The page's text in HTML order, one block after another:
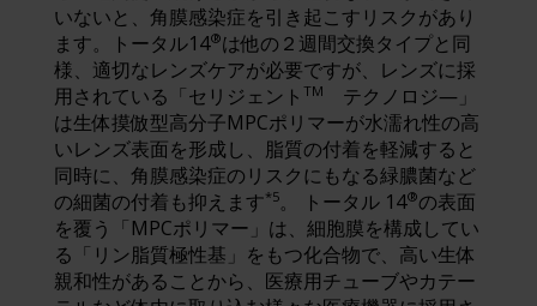
いないと、角膜感染症を引き起こすリスクがあり
ます。トータル14®は他の２週間交換タイプと同
様、適切なレンズケアが必要ですが、レンズに採
用されている「セリジェント TM
テクノロジ―」
は生体摸倣型高分子MPCポリマーが水濡れ性の高
いレンズ表面を形成し、脂質の付着を軽減すると
同時に、角膜感染症のリスクにもなる緑膿菌など
の細菌の付着も抑えます*5。 トータル 14®の表面
を覆う「MPCポリマー」は、細胞膜を構成してい
る「リン脂質極性基」をもつ化合物で、高い生体
親和性があることから、医療用チューブやカテー